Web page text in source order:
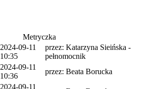
Metryczka
2024-09-11
10:35
przez: Katarzyna Sieińska -
pełnomocnik
2024-09-11
10:36
przez: Beata Borucka
2024-09-11